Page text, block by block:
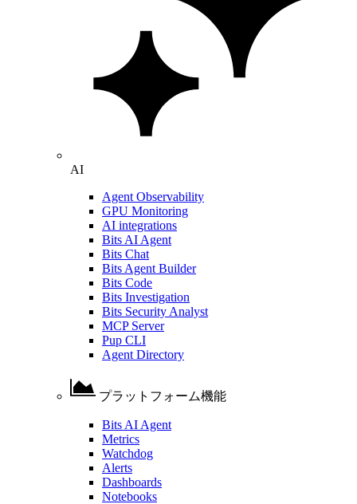
AI
Agent Observability
GPU Monitoring
AI integrations
Bits AI Agent
Bits Chat
Bits Agent Builder
Bits Code
Bits Investigation
Bits Security Analyst
MCP Server
Pup CLI
Agent Directory
プラットフォーム機能
Bits AI Agent
Metrics
Watchdog
Alerts
Dashboards
Notebooks